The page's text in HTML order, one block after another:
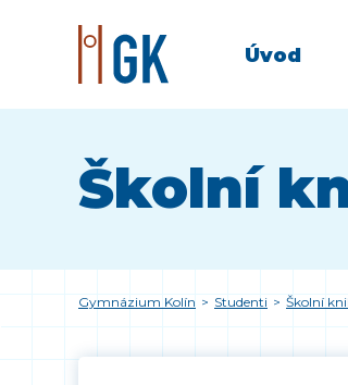
Úvod
Školní
Gymnázium Kolín > Studenti > Školní